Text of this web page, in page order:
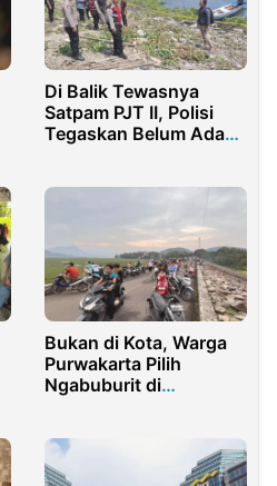
Di Balik Tewasnya
Satpam PJT II, Polisi
Tegaskan Belum Ada
Bukan di Kota, Warga
Purwakarta Pilih
Ngabuburit di